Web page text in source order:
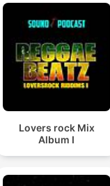
Lovers rock Mix
Album I